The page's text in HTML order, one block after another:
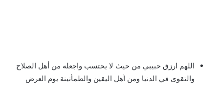
اللهم ارزق حبيبي من حيث لا يحتسب واجعله من أهل الصلاح
والتقوى في الدنيا ومن أهل اليقين والطمأنينة يوم العرض